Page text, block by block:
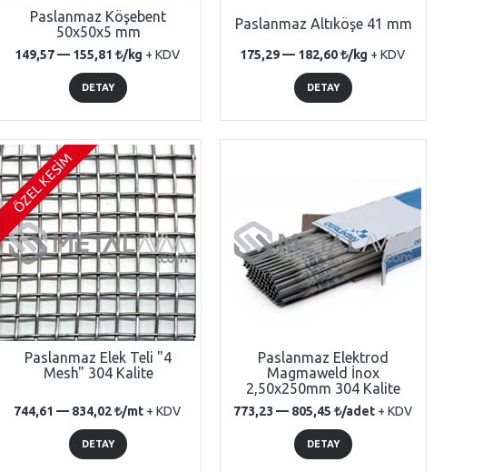
Paslanmaz Köşebent
50x50x5 mm
149,57 — 155,81 /kg + KDV
DETAY
Paslanmaz Altıköşe 41 mm
175,29 — 182,60 /kg + KDV
DETAY
ÖZEL KESİM
Paslanmaz Elek Teli "4
Mesh" 304 Kalite
744,61 — 834,02 /mt + KDV
DETAY
Paslanmaz Elektrod
Magmaweld İnox
2,50x250mm 304 Kalite
773,23 — 805,45 /adet+ KDV
DETAY